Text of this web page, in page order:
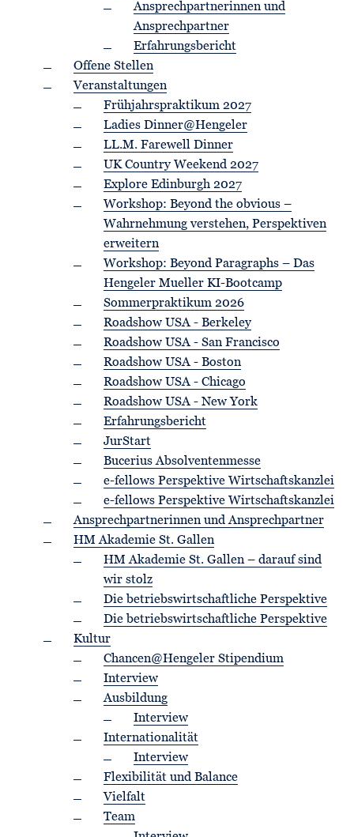
Ansprechpartnerinnen und
Ansprechpartner
Erfahrungsbericht
Offene Stellen
Veranstaltungen
Frühjahrspraktikum 2027
Ladies Dinner@Hengeler
LL.M. Farewell Dinner
UK Country Weekend 2027
Explore Edinburgh 2027
Workshop: Beyond the obvious –
Wahrnehmung verstehen, Perspektiven
erweitern
Workshop: Beyond Paragraphs – Das
Hengeler Mueller KI-Bootcamp
Sommerpraktikum 2026
Roadshow USA - Berkeley
Roadshow USA - San Francisco
Roadshow USA - Boston
Roadshow USA - Chicago
Roadshow USA - New York
Erfahrungsbericht
JurStart
Bucerius Absolventenmesse
e-fellows Perspektive Wirtschaftskanzlei
e-fellows Perspektive Wirtschaftskanzlei
Ansprechpartnerinnen und Ansprechpartner
HM Akademie St. Gallen
HM Akademie St. Gallen – darauf sind
wir stolz
Die betriebswirtschaftliche Perspektive
Die betriebswirtschaftliche Perspektive
Kultur
Chancen@Hengeler Stipendium
Interview
Ausbildung
Interview
Internationalität
Interview
Flexibilität und Balance
Vielfalt
Team